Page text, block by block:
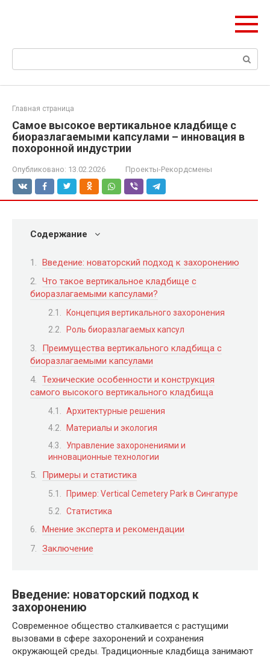
Поиск:
Главная страница
Самое высокое вертикальное кладбище с
биоразлагаемыми капсулами – инновация в
похоронной индустрии
Опубликовано: 13.02.2026 Проекты-Рекордсмены
Содержание
Введение: новаторский подход к захоронению
Что такое вертикальное кладбище с
биоразлагаемыми капсулами?
Концепция вертикального захоронения
Роль биоразлагаемых капсул
Преимущества вертикального кладбища с
биоразлагаемыми капсулами
Технические особенности и конструкция
самого высокого вертикального кладбища
Архитектурные решения
Материалы и экология
Управление захоронениями и
инновационные технологии
Примеры и статистика
Пример: Vertical Cemetery Park в Сингапуре
Статистика
Мнение эксперта и рекомендации
Заключение
Введение: новаторский подход к
захоронению
Современное общество сталкивается с растущими
вызовами в сфере захоронений и сохранения
окружающей среды. Традиционные кладбища занимают